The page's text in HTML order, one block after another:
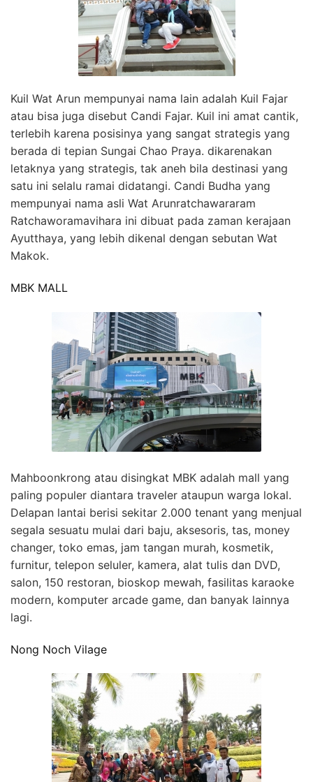
Kuil Wat Arun mempunyai nama lain adalah Kuil Fajar
atau bisa juga disebut Candi Fajar. Kuil ini amat cantik,
terlebih karena posisinya yang sangat strategis yang
berada di tepian Sungai Chao Praya. dikarenakan
letaknya yang strategis, tak aneh bila destinasi yang
satu ini selalu ramai didatangi. Candi Budha yang
mempunyai nama asli Wat Arunratchawararam
Ratchaworamavihara ini dibuat pada zaman kerajaan
Ayutthaya, yang lebih dikenal dengan sebutan Wat
Makok.
MBK MALL
Mahboonkrong atau disingkat MBK adalah mall yang
paling populer diantara traveler ataupun warga lokal.
Delapan lantai berisi sekitar 2.000 tenant yang menjual
segala sesuatu mulai dari baju, aksesoris, tas, money
changer, toko emas, jam tangan murah, kosmetik,
furnitur, telepon seluler, kamera, alat tulis dan DVD,
salon, 150 restoran, bioskop mewah, fasilitas karaoke
modern, komputer arcade game, dan banyak lainnya
lagi.
Nong Noch Vilage